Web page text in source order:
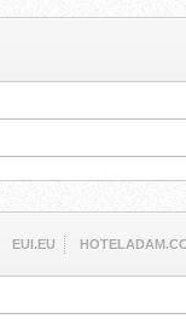
EUI.EU